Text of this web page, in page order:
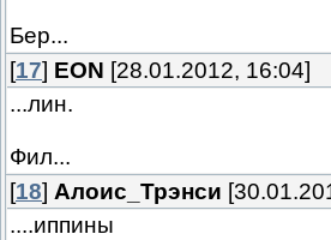
Бер...
[17] EON [28.01.2012, 16:04]
...лин.
Фил...
[18] Алоис_Трэнси
....иппины